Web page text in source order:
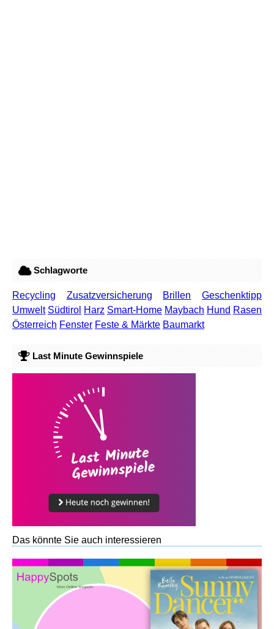
Schlagworte
Recycling Zusatzversicherung Brillen
Geschenktipp
Umwelt Südtirol Harz Smart-Home Maybach Hund Rasen
Österreich Fenster Feste & Märkte Baumarkt
Last Minute Gewinnspiele
Das könnte Sie auch interessieren